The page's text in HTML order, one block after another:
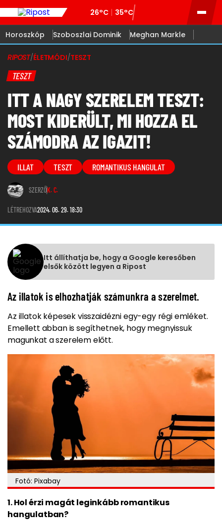
26°C 35°C
Horoszkóp Szoboszlai Dominik Meghan Markle
RIPOST/ÉLETMÓDI/TESZT
TESZT
ITT A NAGY SZERELEM TESZT:
MOST KIDERÜLT, MI HOZZA EL
SZÁMODRA AZ IGAZIT!
ILLAT TESZT ROMANTIKUS HANGULAT
SZERZŐK. C.
LÉTREHOZVA2024. 06. 29. 18:30
Itt állíthatja be, hogy a Google keresőben
elsők között legyen a Ripost
Az illatok is elhozhatják számunkra a szerelmet.
Az illatok képesek visszaidézni egy-egy régi emléket.
Emellett abban is segíthetnek, hogy megnyissuk
magunkat a szerelem előtt.
Fotó: Pixabay
1. Hol érzi magát leginkább romantikus
hangulatban?